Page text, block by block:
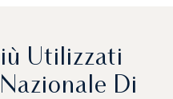
Utilizzati
Di